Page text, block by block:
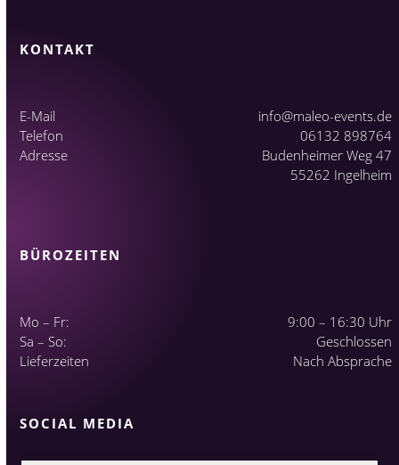
KONTAKT
E-Mail
info@maleo-events.de
Telefon
06132 898764
Adresse
Budenheimer Weg 47
55262 Ingelheim
BÜROZEITEN
Mo – Fr:
9:00 – 16:30 Uhr
Sa – So:
Geschlossen
Lieferzeiten
Nach Absprache
SOCIAL MEDIA